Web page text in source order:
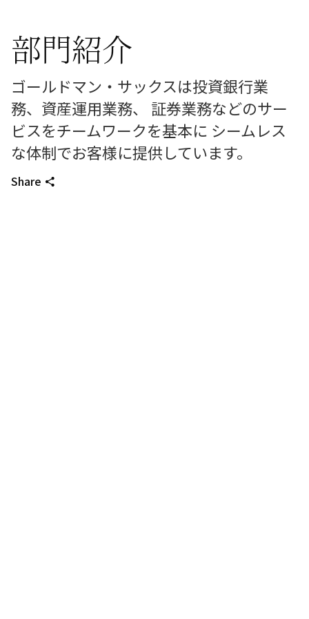
部門紹介
ゴールドマン・サックスは投資銀行業
務、資産運用業務、 証券業務などのサー
ビスをチームワークを基本に シームレス
な体制でお客様に提供しています。
Share